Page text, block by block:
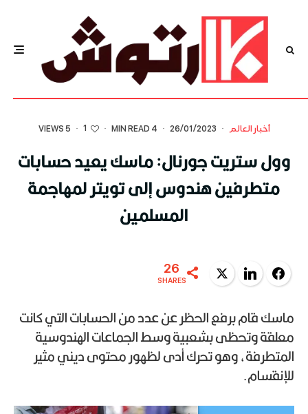
أخبار العالم ·
26/01/2023
·
4 MIN READ
·
1
·
5 VIEWS
وول ستريت جورنال: ماسك يعيد حسابات
متطرفين هندوس إلى تويتر لمهاجمة
المسلمين
Facebook
LinkedIn
Twitter
26
SHARES
ماسك قام برفع الحظر عن عدد من الحسابات التي كانت
معلقة وتحظى بشعبية وسط الجماعات الهندوسية
المتطرفة، وهو تحرك أدى لظهور محتوى ديني مثير
للإنقسام.